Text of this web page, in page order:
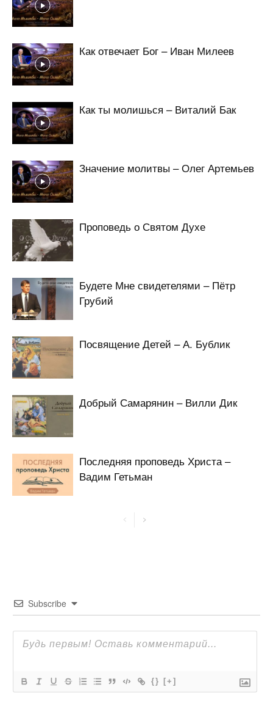
Как отвечает Бог – Иван Милеев
Как ты молишься – Виталий Бак
Значение молитвы – Олег Артемьев
Проповедь о Святом Духе
Будете Мне свидетелями – Пётр
Грубий
Посвящение Детей – А. Бублик
Добрый Самарянин – Вилли Дик
Последняя проповедь Христа –
Вадим Гетьман
Subscribe
{} [+]